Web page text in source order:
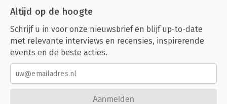
Altijd op de hoogte
Schrijf u in voor onze nieuwsbrief en blijf up-to-date
met relevante interviews en recensies, inspirerende
events en de beste acties.
Aanmelden